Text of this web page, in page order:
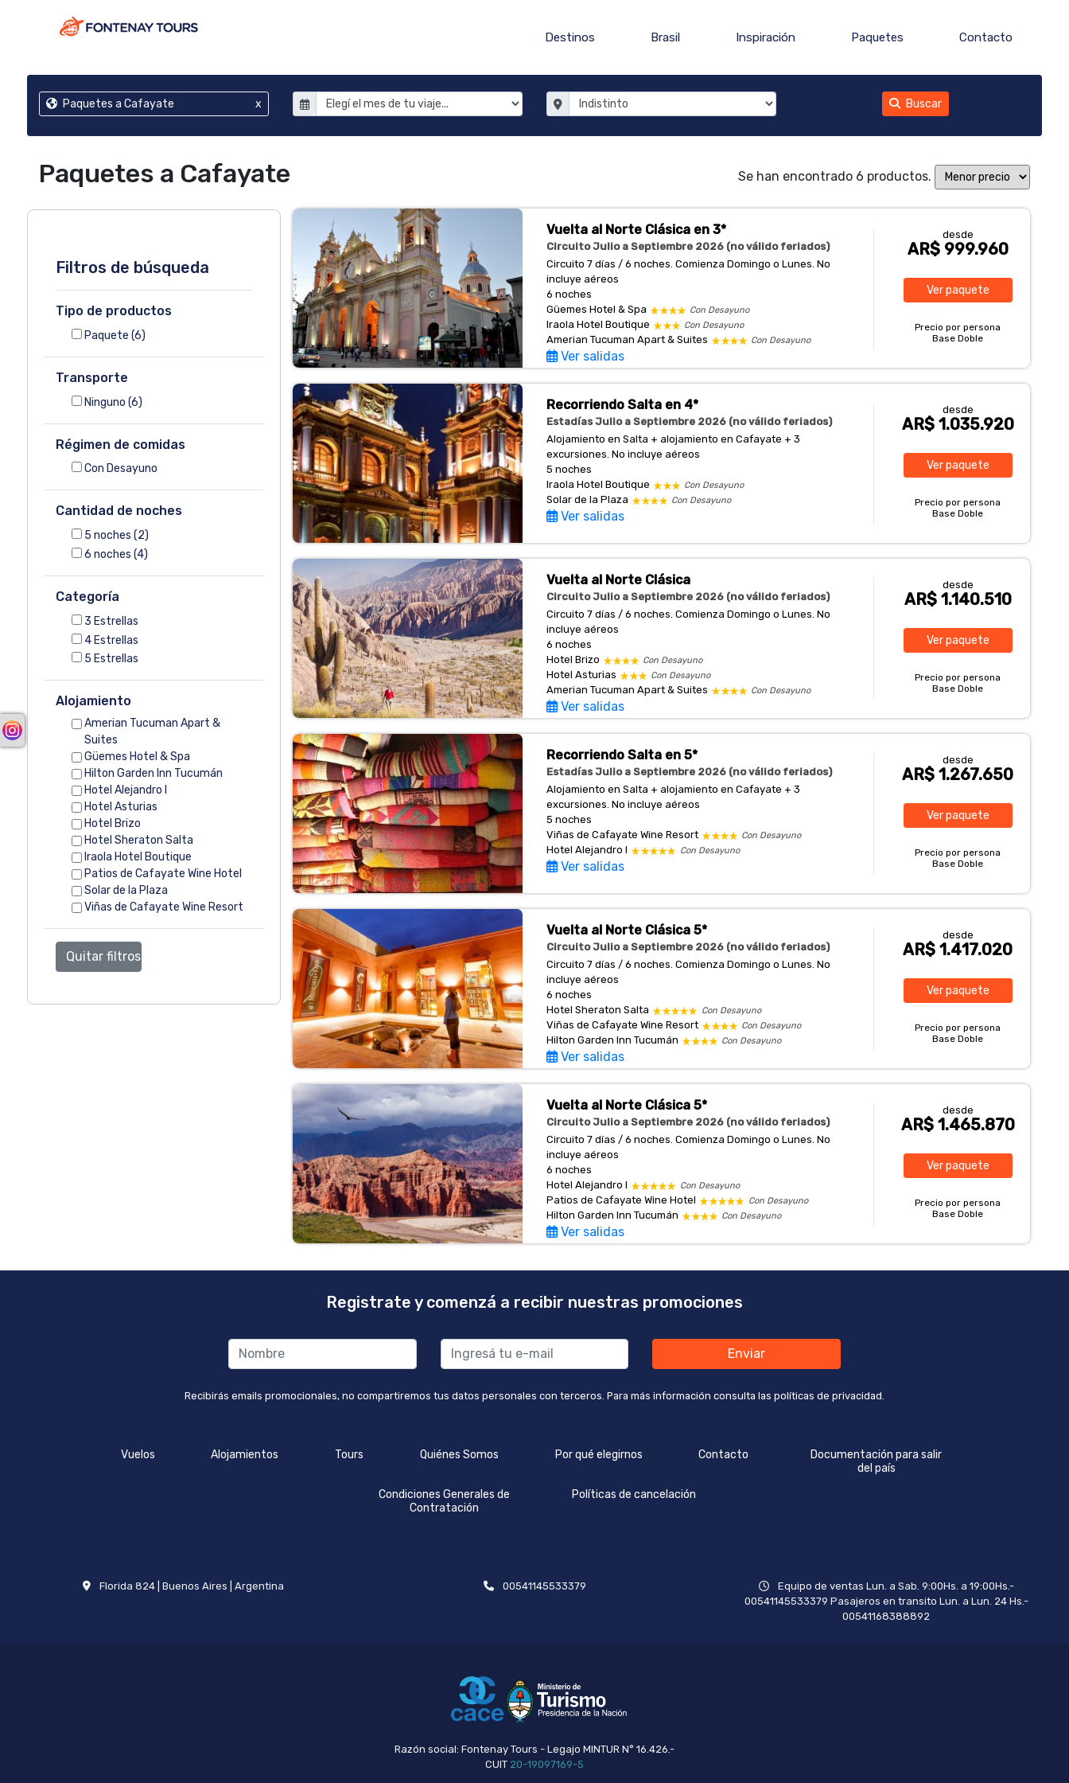
Destinos Brasil Inspiración Paquetes Contacto
Paquetes a Cafayate x Buscar
Paquetes a Cafayate Se han encontrado 6 productos.
Filtros de búsqueda
Tipo de productos
Paquete (6)
Transporte
Ninguno (6)
Régimen de comidas
Con Desayuno
Cantidad de noches
5 noches (2)
6 noches (4)
Categoría
3 Estrellas
4 Estrellas
5 Estrellas
Alojamiento
Amerian Tucuman Apart &
Suites
Güemes Hotel & Spa
Hilton Garden Inn Tucumán
Hotel Alejandro I
Hotel Asturias
Hotel Brizo
Hotel Sheraton Salta
Iraola Hotel Boutique
Patios de Cafayate Wine Hotel
Solar de la Plaza
Viñas de Cafayate Wine Resort
Quitar filtros
Vuelta al Norte Clásica en 3*
Circuito Julio a Septiembre 2026 (no válido feriados)
Circuito 7 días / 6 noches. Comienza Domingo o Lunes. No
incluye aéreos
6 noches
Güemes Hotel & Spa
Con Desayuno
Iraola Hotel Boutique Con Desayuno
Amerian Tucuman Apart & Suites Con Desayuno
Ver salidas
desde
AR$ 999.960
Verpaquete
Precio por persona
Base Doble
Recorriendo Salta en 4*
Estadías Julio a Septiembre 2026 (no válido feriados)
Alojamiento en Salta + alojamiento en Cafayate + 3
excursiones. No incluye aéreos
5 noches
Iraola Hotel Boutique
Con Desayuno
Solar de la Plaza Con Desayuno
Ver salidas
desde
AR$ 1.035.920
Verpaquete
Precio por persona
Base Doble
Vuelta al Norte Clásica
Circuito Julio a Septiembre 2026 (no válido feriados)
Circuito 7 días / 6 noches. Comienza Domingo o Lunes. No
incluye aéreos
6 noches
Hotel Brizo
Con Desayuno
Hotel Asturias Con Desayuno
Amerian Tucuman Apart & Suites Con Desayuno
Ver salidas
desde
AR$ 1.140.510
Verpaquete
Precio por persona
Base Doble
Recorriendo Salta en 5*
Estadías Julio a Septiembre 2026 (no válido feriados)
Alojamiento en Salta + alojamiento en Cafayate + 3
excursiones. No incluye aéreos
5 noches
Viñas de Cafayate Wine Resort
Con Desayuno
Hotel Alejandro I Con Desayuno
Ver salidas
desde
AR$ 1.267.650
Verpaquete
Precio por persona
Base Doble
Vuelta al Norte Clásica 5*
Circuito Julio a Septiembre 2026 (no válido feriados)
Circuito 7 días / 6 noches. Comienza Domingo o Lunes. No
incluye aéreos
6 noches
Hotel Sheraton Salta
Con Desayuno
Viñas de Cafayate Wine Resort Con Desayuno
Hilton Garden Inn Tucumán Con Desayuno
Ver salidas
desde
AR$ 1.417.020
Verpaquete
Precio por persona
Base Doble
Vuelta al Norte Clásica 5*
Circuito Julio a Septiembre 2026 (no válido feriados)
Circuito 7 días / 6 noches. Comienza Domingo o Lunes. No
incluye aéreos
6 noches
Hotel Alejandro I
Con Desayuno
Patios de Cafayate Wine Hotel Con Desayuno
Hilton Garden Inn Tucumán Con Desayuno
Ver salidas
desde
AR$ 1.465.870
Verpaquete
Precio por persona
Base Doble
Registrate y comenzá a recibir nuestras promociones
Enviar
Recibirás emails promocionales, no compartiremos tus datos personales con terceros. Para más información consulta las políticas de privacidad.
Vuelos Alojamientos Tours Quiénes Somos Por qué elegirnos Contacto
Documentación para salir
del país
Condiciones Generales de
Contratación
Políticas de cancelación
Florida 824 | Buenos Aires | Argentina 00541145533379
Equipo de ventas Lun. a Sab. 9:00Hs. a 19:00Hs.-
00541145533379 Pasajeros en transito Lun. a Lun. 24 Hs.-
00541168388892
Razón social: Fontenay Tours - Legajo MINTUR N° 16.426.-
CUIT 20-19097169-5